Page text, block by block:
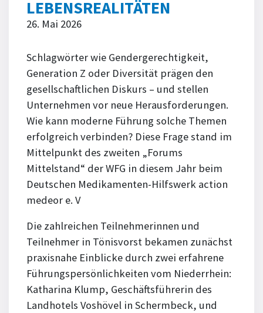
LEBENSREALITÄTEN
26. Mai 2026
Schlagwörter wie Gendergerechtigkeit,
Generation Z oder Diversität prägen den
gesellschaftlichen Diskurs – und stellen
Unternehmen vor neue Herausforderungen.
Wie kann moderne Führung solche Themen
erfolgreich verbinden? Diese Frage stand im
Mittelpunkt des zweiten „Forums
Mittelstand“ der WFG in diesem Jahr beim
Deutschen Medikamenten-Hilfswerk action
medeor e. V
Die zahlreichen Teilnehmerinnen und
Teilnehmer in Tönisvorst bekamen zunächst
praxisnahe Einblicke durch zwei erfahrene
Führungspersönlichkeiten vom Niederrhein:
Katharina Klump, Geschäftsführerin des
Landhotels Voshövel in Schermbeck, und